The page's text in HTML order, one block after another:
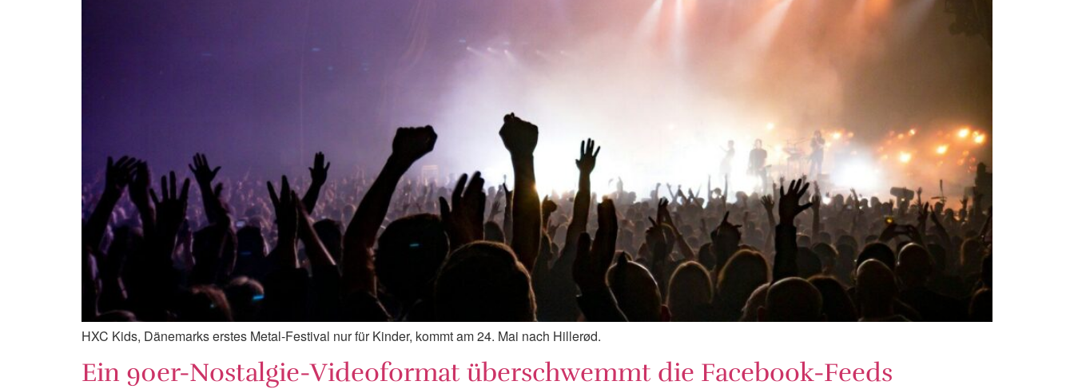
HXC Kids, Dänemarks erstes Metal-Festival nur für Kinder, kommt am 24. Mai nach Hillerød.
Ein 90er-Nostalgie-Videoformat überschwemmt die Facebook-Feeds